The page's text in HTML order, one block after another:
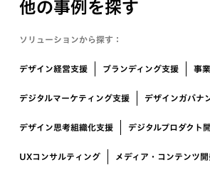
他の事例を探す
ソリューションから探す：
デザイン経営支援 ブランディング支援 事
デジタルマーケティング支援 デザインガバナ
デザイン思考組織化支援 デジタルプロダクト
UXコンサルティング メディア・コンテンツ開